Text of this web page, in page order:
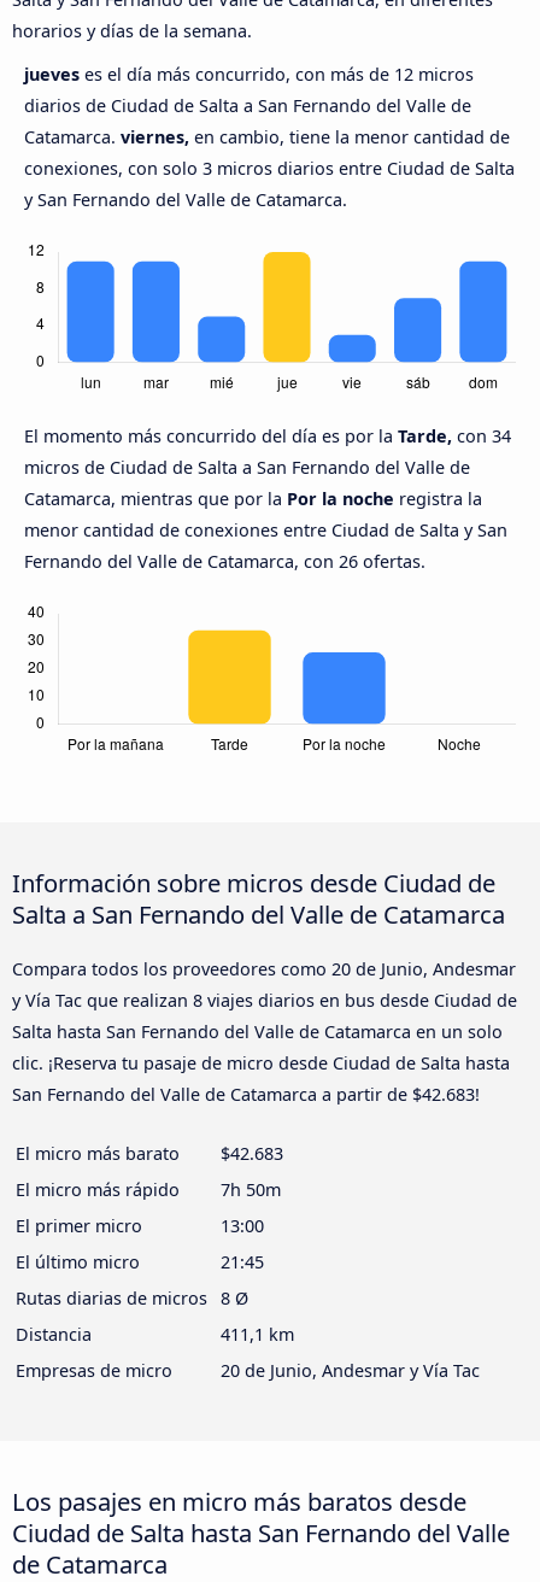
horarios y días de la semana.
jueves es el día más concurrido, con más de 12 micros
diarios de Ciudad de Salta a San Fernando del Valle de
Catamarca. viernes, en cambio, tiene la menor cantidad de
conexiones, con solo 3 micros diarios entre Ciudad de Salta
y San Fernando del Valle de Catamarca.
El momento más concurrido del día es por la Tarde, con 34
micros de Ciudad de Salta a San Fernando del Valle de
Catamarca, mientras que por la Por la noche registra la
menor cantidad de conexiones entre Ciudad de Salta y San
Fernando del Valle de Catamarca, con 26 ofertas.
Información sobre micros desde Ciudad de
Salta a San Fernando del Valle de Catamarca
Compara todos los proveedores como 20 de Junio, Andesmar
y Vía Tac que realizan 8 viajes diarios en bus desde Ciudad de
Salta hasta San Fernando del Valle de Catamarca en un solo
clic. ¡Reserva tu pasaje de micro desde Ciudad de Salta hasta
San Fernando del Valle de Catamarca a partir de $42.683!
El micro más barato
$42.683
El micro más rápido
7h 50m
El primer micro
13:00
El último micro
21:45
Rutas diarias de micros 8 Ø
Distancia
411,1 km
Empresas de micro
20 de Junio, Andesmar y Vía Tac
Los pasajes en micro más baratos desde
Ciudad de Salta hasta San Fernando del Valle
de Catamarca